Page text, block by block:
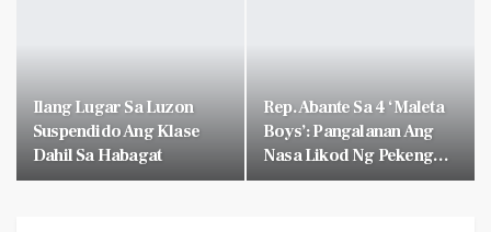
Ilang Lugar Sa Luzon
Suspendido Ang Klase
Dahil Sa Habagat
Rep. Abante Sa 4 ‘Maleta
Boys’: Pangalanan Ang
Nasa Likod Ng Pekeng…